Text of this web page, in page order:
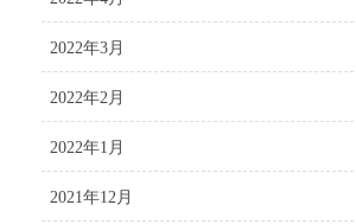
2022年3月
2022年2月
2022年1月
2021年12月